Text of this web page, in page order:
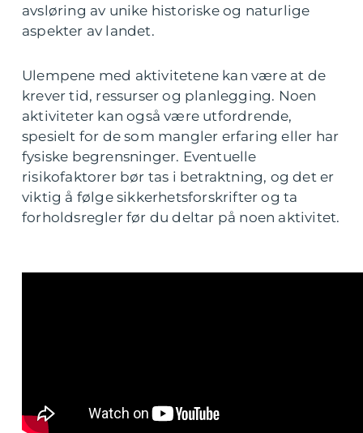
avsløring av unike historiske og naturlige
aspekter av landet.
Ulempene med aktivitetene kan være at de
krever tid, ressurser og planlegging. Noen
aktiviteter kan også være utfordrende,
spesielt for de som mangler erfaring eller har
fysiske begrensninger. Eventuelle
risikofaktorer bør tas i betraktning, og det er
viktig å følge sikkerhetsforskrifter og ta
forholdsregler før du deltar på noen aktivitet.